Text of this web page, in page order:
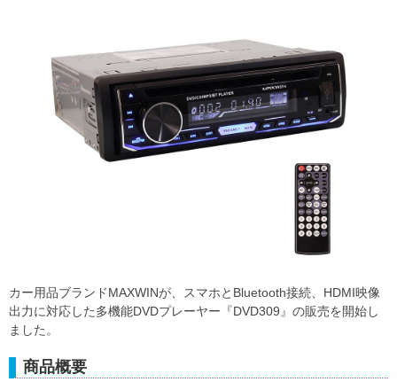
カー用品ブランドMAXWINが、スマホとBluetooth接続、HDMI映像
出力に対応した多機能DVDプレーヤー『DVD309』の販売を開始し
ました。
商品概要